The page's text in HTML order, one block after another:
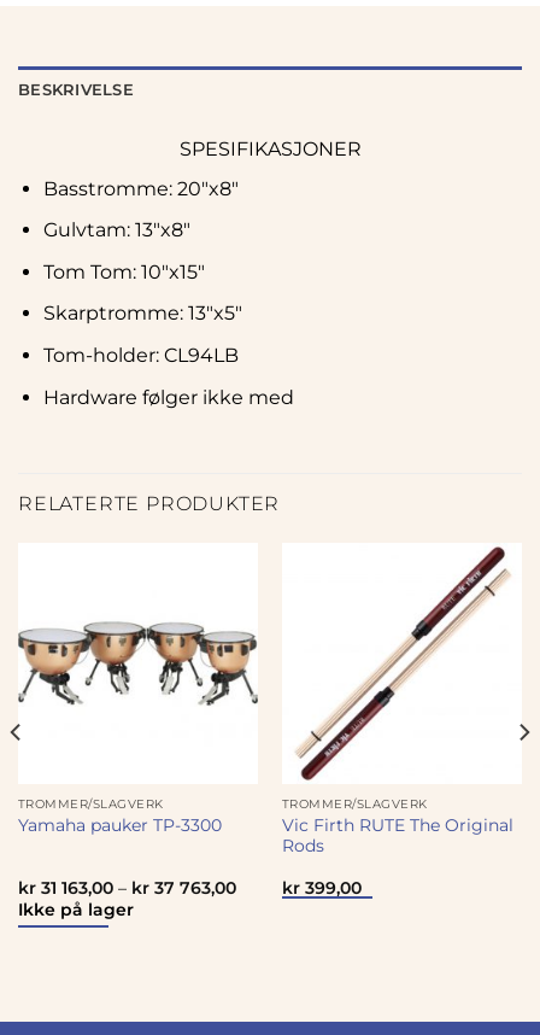
BESKRIVELSE
SPESIFIKASJONER
Basstromme: 20″x8″
Gulvtam: 13″x8″
Tom Tom: 10″x15″
Skarptromme: 13″x5″
Tom-holder: CL94LB
Hardware følger ikke med
RELATERTE PRODUKTER
TROMMER/SLAGVERK
Yamaha pauker TP-3300
kr31 163,00– kr37 763,00
Ikke på lager
TROMMER/SLAGVERK
Vic Firth RUTE The Original
Rods
kr399,00